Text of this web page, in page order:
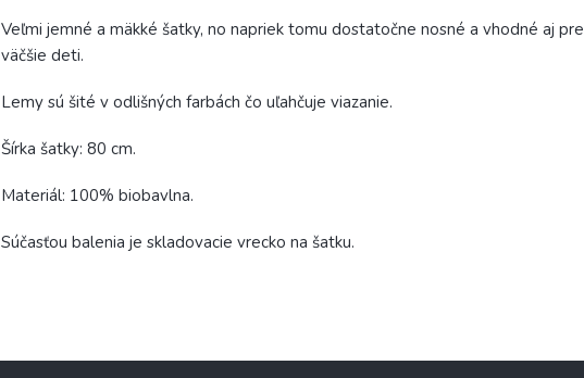
Veľmi jemné a mäkké šatky, no napriek tomu dostatočne nosné a vhodné aj pre
väčšie deti.
Lemy sú šité v odlišných farbách čo uľahčuje viazanie.
Šírka šatky: 80 cm.
Materiál: 100% biobavlna.
Súčasťou balenia je skladovacie vrecko na šatku.